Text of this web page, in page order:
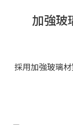
加強玻
採用加強玻璃